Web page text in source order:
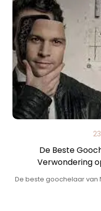
De Beste
Verwondering
De beste goochelaar van